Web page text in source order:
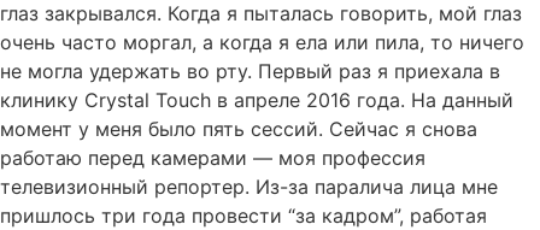
глаз закрывался. Когда я пыталась говорить, мой глаз
очень часто моргал, а когда я ела или пила, то ничего
не могла удержать во рту. Первый раз я приехала в
клинику Crystal Touch в апреле 2016 года. На данный
момент у меня было пять сессий. Сейчас я снова
работаю перед камерами — моя профессия
телевизионный репортер. Из-за паралича лица мне
пришлось три года провести “за кадром”, работая